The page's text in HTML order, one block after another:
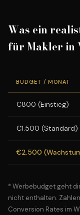
Was ein
für Makler in
BUDGET / MONAT
€800 (Einstieg)
€1.500 (Standard)
€2.500
* Werbebudget geht
nicht enthalten.
Conversion Rates im